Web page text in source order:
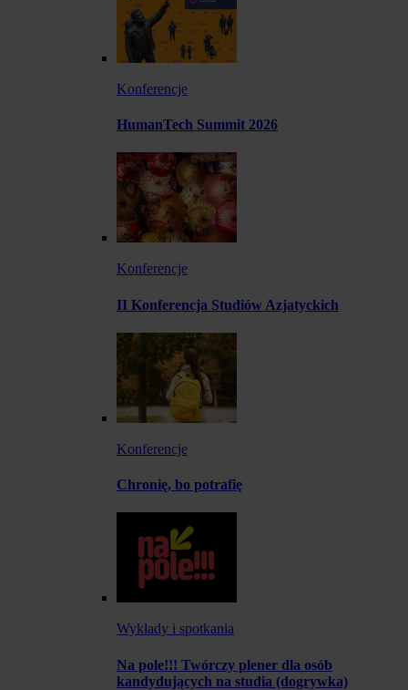
Konferencje
HumanTech Summit 2026
Konferencje
II Konferencja Studiów Azjatyckich
Konferencje
Chronię, bo potrafię
Wykłady i spotkania
Na pole!!! Twórczy plener dla osób
kandydujących na studia (dogrywka)